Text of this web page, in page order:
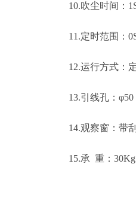
10.吹尘时间：
11.定时范围：
12.运行方式：
13.引线孔：
14.观察窗：带
15.承 重：30Kg